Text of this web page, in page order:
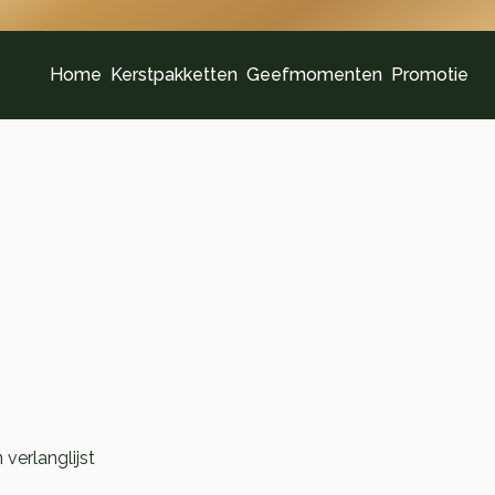
Home Kerstpakketten Geefmomenten Promotie
verlanglijst